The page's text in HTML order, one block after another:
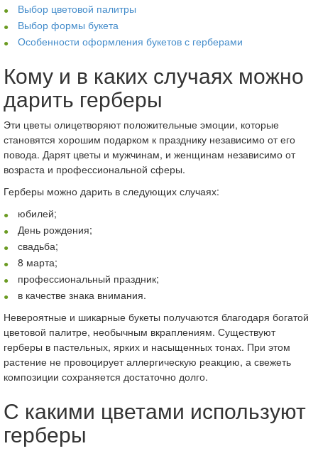
Выбор цветовой палитры
Выбор формы букета
Особенности оформления букетов с герберами
Кому и в каких случаях можно
дарить герберы
Эти цветы олицетворяют положительные эмоции, которые
становятся хорошим подарком к празднику независимо от его
повода. Дарят цветы и мужчинам, и женщинам независимо от
возраста и профессиональной сферы.
Герберы можно дарить в следующих случаях:
юбилей;
День рождения;
свадьба;
8 марта;
профессиональный праздник;
в качестве знака внимания.
Невероятные и шикарные букеты получаются благодаря богатой
цветовой палитре, необычным вкраплениям. Существуют
герберы в пастельных, ярких и насыщенных тонах. При этом
растение не провоцирует аллергическую реакцию, а свежеть
композиции сохраняется достаточно долго.
С какими цветами используют
герберы